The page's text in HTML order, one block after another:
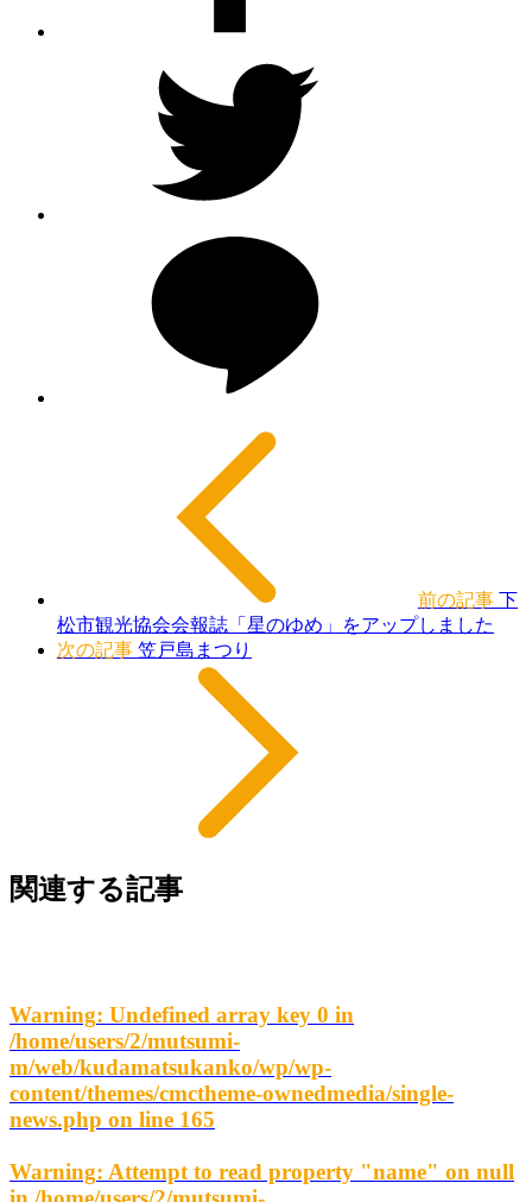
前の記事 下
松市観光協会会報誌「星のゆめ」をアップしました
次の記事 笠戸島まつり
関連する記事
Warning: Undefined array key 0 in
/home/users/2/mutsumi-
m/web/kudamatsukanko/wp/wp-
content/themes/cmctheme-ownedmedia/single-
news.php on line 165
Warning: Attempt to read property "name" on null